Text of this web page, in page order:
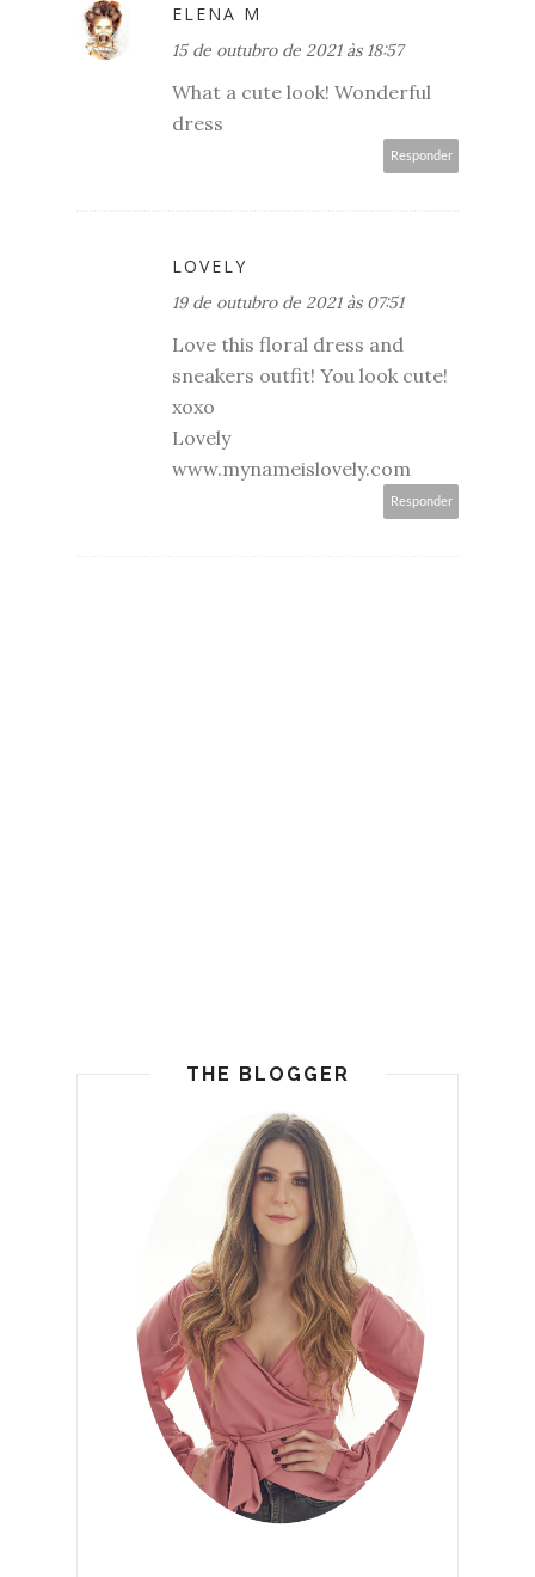
ELENA M
15 de outubro de 2021 às 18:57
What a cute look! Wonderful
dress
Responder
LOVELY
19 de outubro de 2021 às 07:51
Love this floral dress and
sneakers outfit! You look cute!
xoxo
Lovely
www.mynameislovely.com
Responder
THE BLOGGER